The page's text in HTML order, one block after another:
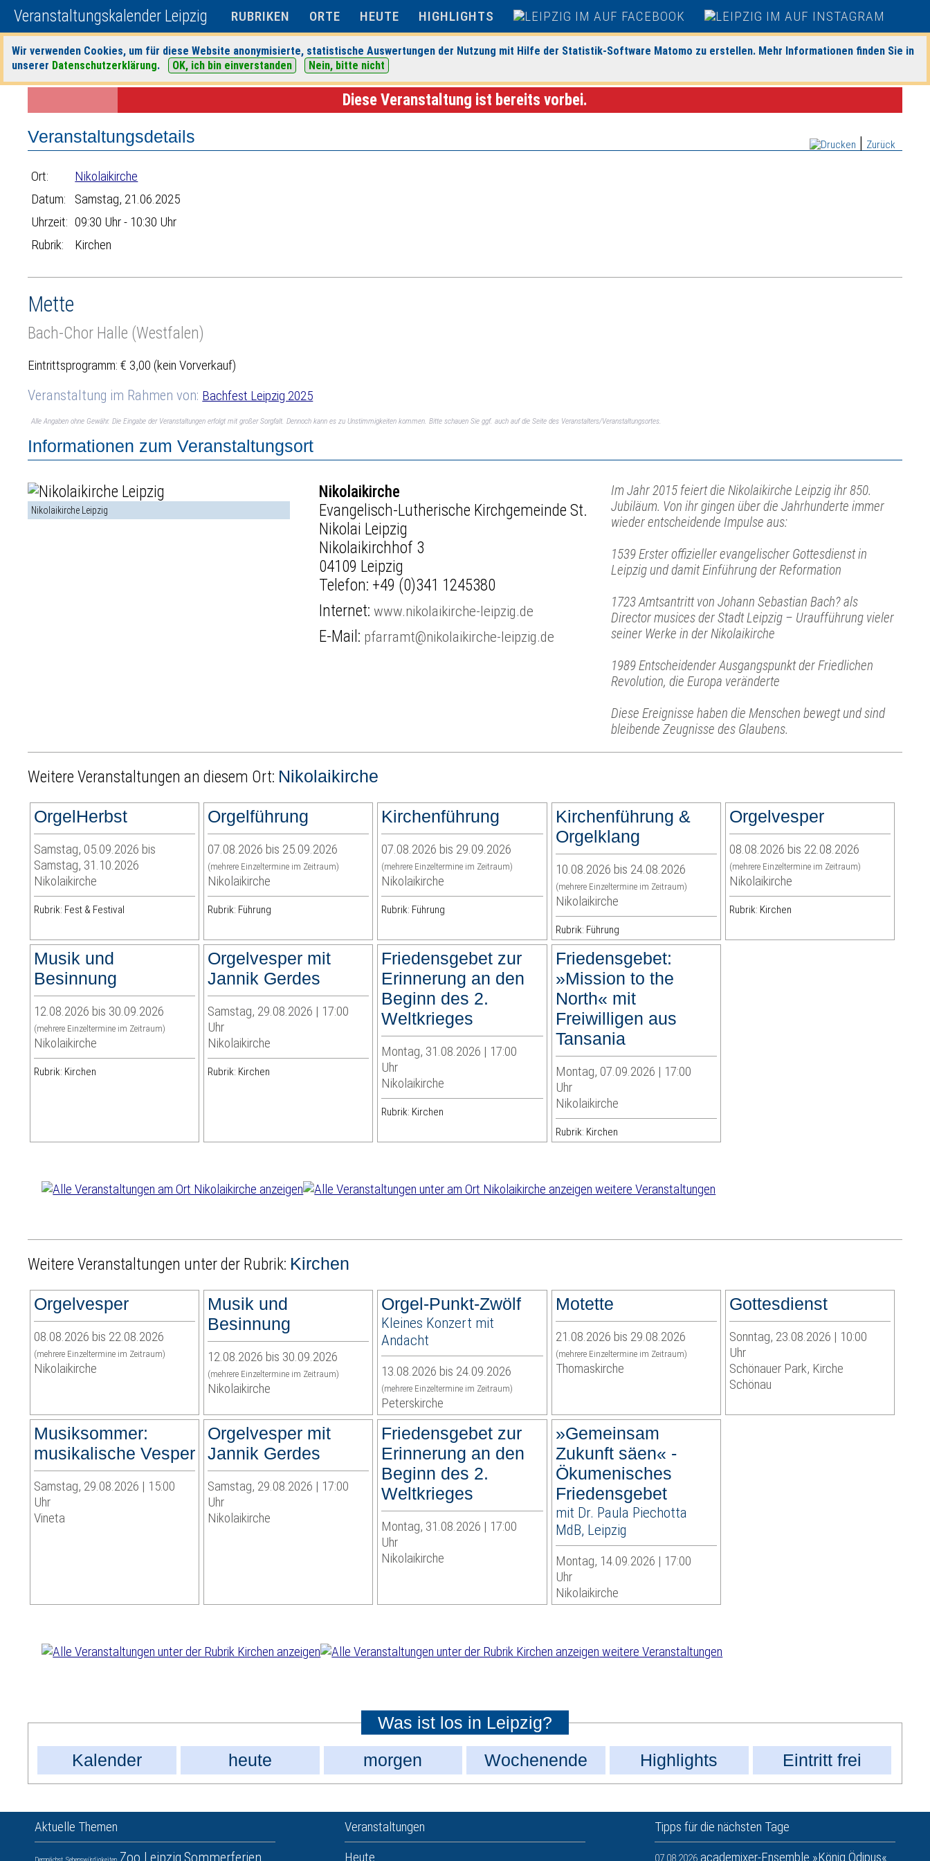
Veranstaltungskalender Leipzig RUBRIKEN ORTE HEUTE HIGHLIGHTS
Wir verwenden Cookies, um für diese Website anonymisierte, statistische Auswertungen der Nutzung mit Hilfe der Statistik-Software Matomo zu erstellen. Mehr Informationen finden Sie in
unserer Datenschutzerklärung. OK, ich bin einverstanden Nein, bitte nicht
Startseite>Veranstaltungen>Suche> Kirchen >Nikolaikirche> Veranstaltungsdetails
Diese Veranstaltung ist bereits vorbei.
Zurück
Veranstaltungsdetails
Ort:
Nikolaikirche
Datum:
Samstag, 21.06.2025
Uhrzeit: 09:30 Uhr - 10:30 Uhr
Rubrik:
Kirchen
Mette
Bach-Chor Halle (Westfalen)
Eintrittsprogramm: € 3,00 (kein Vorverkauf)
Veranstaltung im Rahmen von: Bachfest Leipzig 2025
Alle Angaben ohne Gewähr. Die Eingabe der Veranstaltungen erfolgt mit großer Sorgfalt. Dennoch kann es zu Unstimmigkeiten kommen. Bitte schauen Sie ggf. auch auf die Seite des Veranstalters/Veranstaltungsortes.
Informationen zum Veranstaltungsort
Nikolaikirche Leipzig
Nikolaikirche
Evangelisch-Lutherische Kirchgemeinde St.
Nikolai Leipzig
Nikolaikirchhof 3
04109 Leipzig
Telefon: +49 (0)341 1245380
Internet:www.nikolaikirche-leipzig.de
E-Mail: pfarramt@nikolaikirche-leipzig.de
Im Jahr 2015 feiert die Nikolaikirche Leipzig ihr 850.
Jubiläum. Von ihr gingen über die Jahrhunderte immer
wieder entscheidende Impulse aus:
1539 Erster offizieller evangelischer Gottesdienst in
Leipzig und damit Einführung der Reformation
1723 Amtsantritt von Johann Sebastian Bach? als
Director musices der Stadt Leipzig – Uraufführung vieler
seiner Werke in der Nikolaikirche
1989 Entscheidender Ausgangspunkt der Friedlichen
Revolution, die Europa veränderte
Diese Ereignisse haben die Menschen bewegt und sind
bleibende Zeugnisse des Glaubens.
Weitere Veranstaltungen an diesem Ort: Nikolaikirche
OrgelHerbst
Samstag, 05.09.2026 bis
Samstag, 31.10.2026
Nikolaikirche
Rubrik: Fest & Festival
Orgelführung
07.08.2026 bis 25.09.2026
(mehrere Einzeltermine im Zeitraum)
Nikolaikirche
Rubrik: Führung
Kirchenführung
07.08.2026 bis 29.09.2026
(mehrere Einzeltermine im Zeitraum)
Nikolaikirche
Rubrik: Führung
Kirchenführung &
Orgelklang
10.08.2026 bis 24.08.2026
(mehrere Einzeltermine im Zeitraum)
Nikolaikirche
Rubrik: Führung
Orgelvesper
08.08.2026 bis 22.08.2026
(mehrere Einzeltermine im Zeitraum)
Nikolaikirche
Rubrik: Kirchen
Musik und
Besinnung
12.08.2026 bis 30.09.2026
(mehrere Einzeltermine im Zeitraum)
Nikolaikirche
Rubrik: Kirchen
Orgelvesper mit
Jannik Gerdes
Samstag, 29.08.2026 | 17:00
Uhr
Nikolaikirche
Rubrik: Kirchen
Friedensgebet zur
Erinnerung an den
Beginn des 2.
Weltkrieges
Montag, 31.08.2026 | 17:00
Uhr
Nikolaikirche
Rubrik: Kirchen
Friedensgebet:
»Mission to the
North« mit
Freiwilligen aus
Tansania
Montag, 07.09.2026 | 17:00
Uhr
Nikolaikirche
Rubrik: Kirchen
weitere Veranstaltungen
Weitere Veranstaltungen unter der Rubrik: Kirchen
Orgelvesper
08.08.2026 bis 22.08.2026
(mehrere Einzeltermine im Zeitraum)
Nikolaikirche
Musik und
Besinnung
12.08.2026 bis 30.09.2026
(mehrere Einzeltermine im Zeitraum)
Nikolaikirche
Orgel-Punkt-Zwölf
Kleines Konzert mit
Andacht
13.08.2026 bis 24.09.2026
(mehrere Einzeltermine im Zeitraum)
Peterskirche
Motette
21.08.2026 bis 29.08.2026
(mehrere Einzeltermine im Zeitraum)
Thomaskirche
Gottesdienst
Sonntag, 23.08.2026 | 10:00
Uhr
Schönauer Park, Kirche
Schönau
Musiksommer:
musikalische Vesper
Samstag, 29.08.2026 | 15:00
Uhr
Vineta
Orgelvesper mit
Jannik Gerdes
Samstag, 29.08.2026 | 17:00
Uhr
Nikolaikirche
Friedensgebet zur
Erinnerung an den
Beginn des 2.
Weltkrieges
Montag, 31.08.2026 | 17:00
Uhr
Nikolaikirche
»Gemeinsam
Zukunft säen« -
Ökumenisches
Friedensgebet
mit Dr. Paula Piechotta
MdB, Leipzig
Montag, 14.09.2026 | 17:00
Uhr
Nikolaikirche
weitere Veranstaltungen
Was ist los in Leipzig?
Kalender
heute morgen Wochenende Highlights Eintritt frei
Aktuelle Themen
Veranstaltungen
Heute
Tipps für die nächsten Tage
07.08.2026 academixer-Ensemble »König Ödipus«